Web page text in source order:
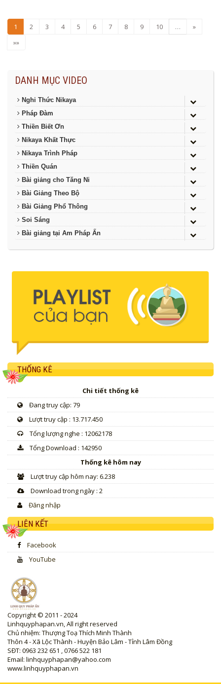
1 2 3 4 5 6 7 8 9 10 …
»
»»
DANH MỤC VIDEO
Nghi Thức Nikaya
Pháp Đàm
Thiền Biết Ơn
Nikaya Khất Thực
Nikaya Trình Pháp
Thiền Quán
Bài giảng cho Tăng Ni
Bài Giảng Theo Bộ
Bài Giảng Phổ Thông
Soi Sáng
Bài giảng tại Am Pháp Ấn
THỐNG KÊ
Chi tiết thống kê
Đang truy cập: 79
Lượt truy cập : 13.717.450
Tổng lượng nghe : 12062178
Tổng Download : 142950
Thống kê hôm nay
Lượt truy cập hôm nay: 6.238
Download trong ngày : 2
Đăng nhập
LIÊN KẾT
Facebook
YouTube
Copyright © 2011 - 2024
Linhquyphapan.vn, All right reserved
Chủ nhiệm: Thượng Toạ Thích Minh Thành
Thôn 4 - Xã Lộc Thành - Huyện Bảo Lâm - Tỉnh Lâm Đồng
SĐT: 0963 232 651 , 0766 522 181
Email: linhquyphapan@yahoo.com
www.linhquyphapan.vn